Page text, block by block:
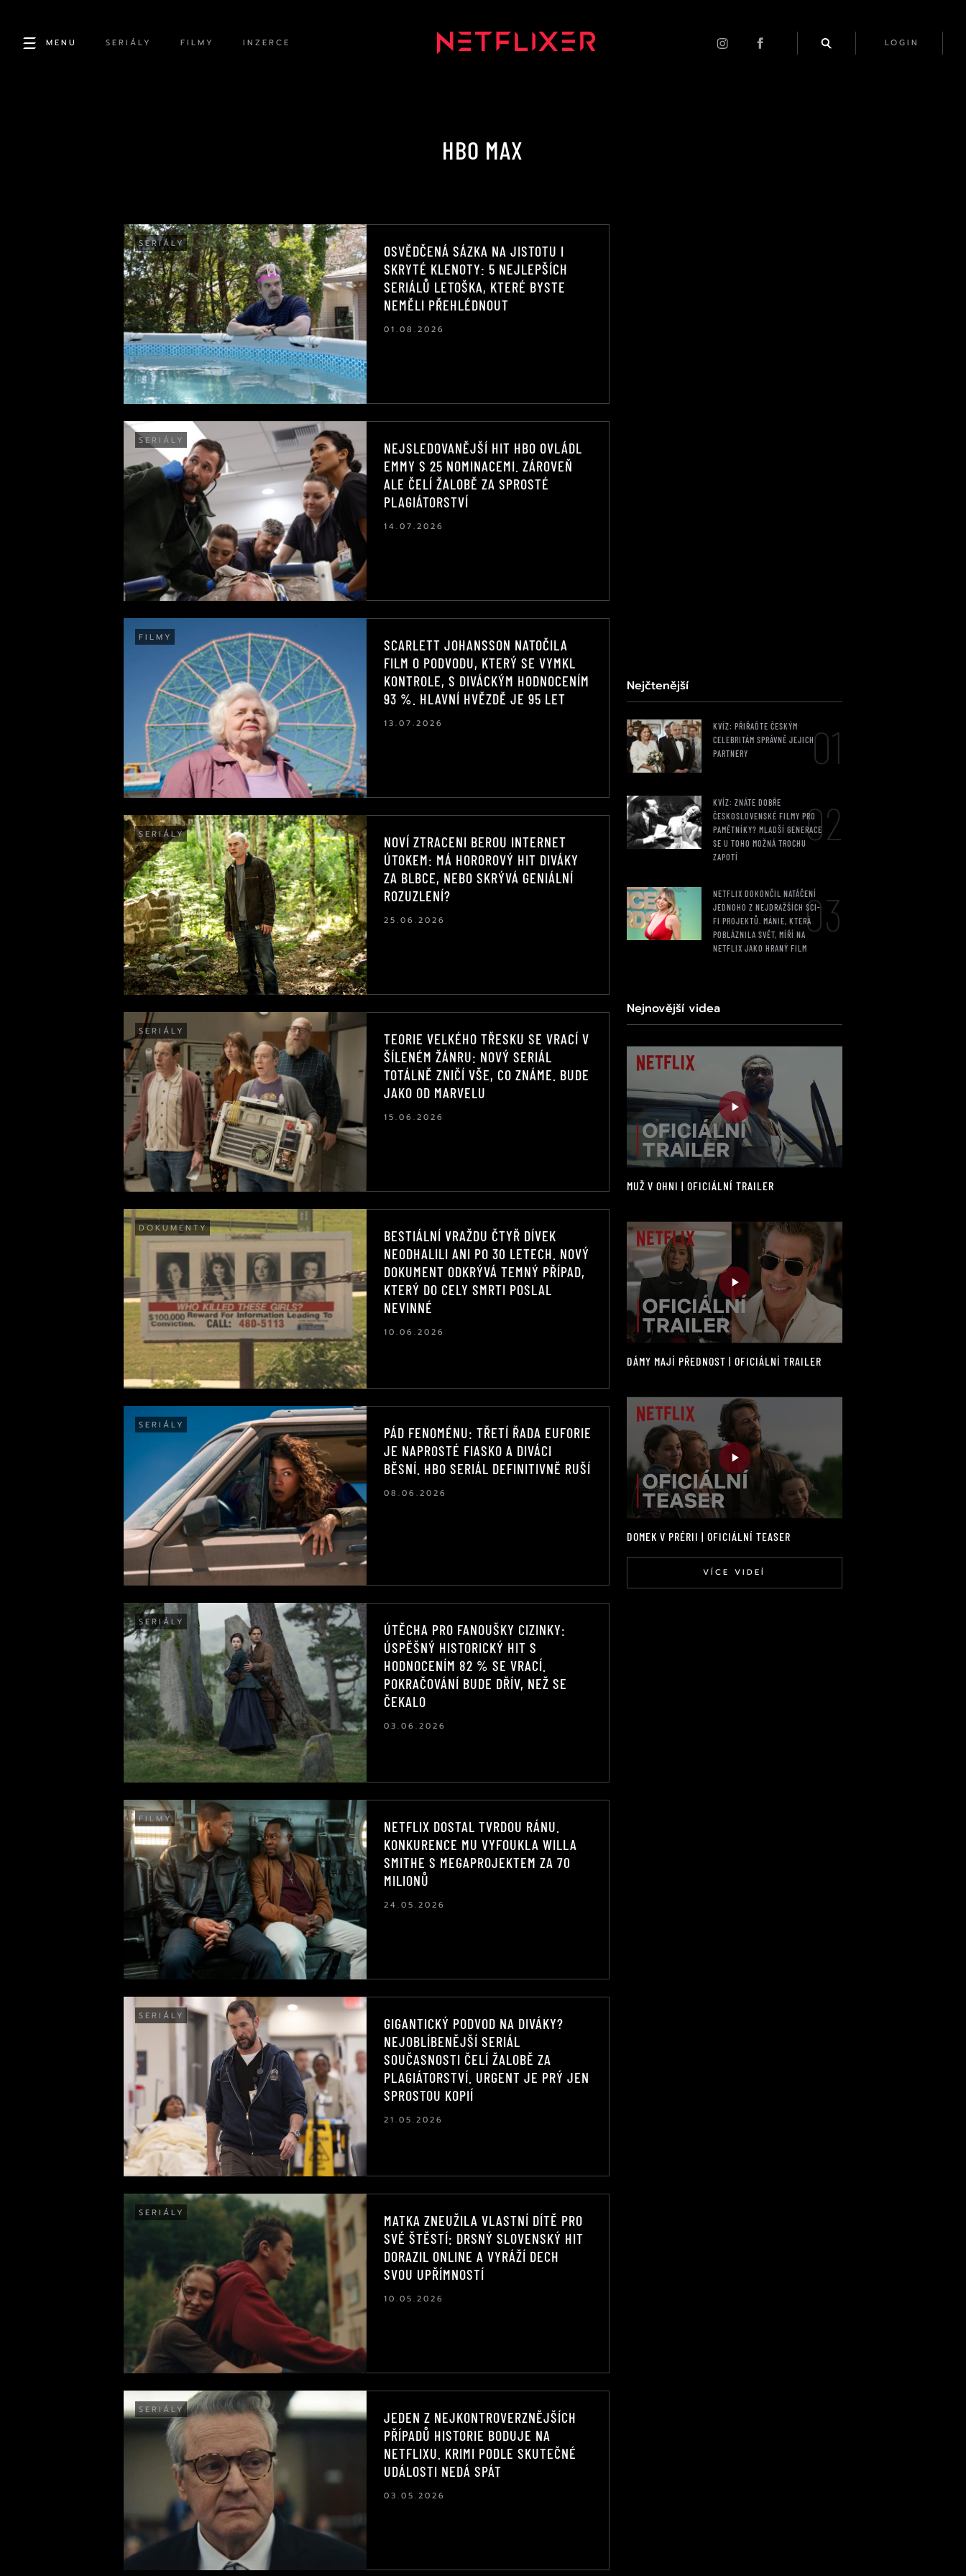
MENU SERIÁLY FILMY INZERCE LOGIN
HBO MAX
SERIÁLY
OSVĚDČENÁ SÁZKA NA JISTOTU I
SKRYTÉ KLENOTY: 5 NEJLEPŠÍCH
SERIÁLŮ LETOŠKA, KTERÉ BYSTE
NEMĚLI PŘEHLÉDNOUT
01.08.2026
SERIÁLY
NEJSLEDOVANĚJŠÍ HIT HBO OVLÁDL
EMMY S 25 NOMINACEMI. ZÁROVEŇ
ALE ČELÍ ŽALOBĚ ZA SPROSTÉ
PLAGIÁTORSTVÍ
14.07.2026
FILMY
SCARLETT JOHANSSON NATOČILA
FILM O PODVODU, KTERÝ SE VYMKL
KONTROLE, S DIVÁCKÝM HODNOCENÍM
93 %. HLAVNÍ HVĚZDĚ JE 95 LET
13.07.2026
SERIÁLY
NOVÍ ZTRACENI BEROU INTERNET
ÚTOKEM: MÁ HOROROVÝ HIT DIVÁKY
ZA BLBCE, NEBO SKRÝVÁ GENIÁLNÍ
ROZUZLENÍ?
25.06.2026
SERIÁLY
TEORIE VELKÉHO TŘESKU SE VRACÍ V
ŠÍLENÉM ŽÁNRU: NOVÝ SERIÁL
TOTÁLNĚ ZNIČÍ VŠE, CO ZNÁME. BUDE
JAKO OD MARVELU
15.06.2026
DOKUMENTY
BESTIÁLNÍ VRAŽDU ČTYŘ DÍVEK
NEODHALILI ANI PO 30 LETECH. NOVÝ
DOKUMENT ODKRÝVÁ TEMNÝ PŘÍPAD,
KTERÝ DO CELY SMRTI POSLAL
NEVINNÉ
10.06.2026
SERIÁLY
PÁD FENOMÉNU: TŘETÍ ŘADA EUFORIE
JE NAPROSTÉ FIASKO A DIVÁCI
BĚSNÍ. HBO SERIÁL DEFINITIVNĚ RUŠÍ
08.06.2026
SERIÁLY
ÚTĚCHA PRO FANOUŠKY CIZINKY:
ÚSPĚŠNÝ HISTORICKÝ HIT S
HODNOCENÍM 82 % SE VRACÍ.
POKRAČOVÁNÍ BUDE DŘÍV, NEŽ SE
ČEKALO
03.06.2026
FILMY
NETFLIX DOSTAL TVRDOU RÁNU.
KONKURENCE MU VYFOUKLA WILLA
SMITHE S MEGAPROJEKTEM ZA 70
MILIONŮ
24.05.2026
SERIÁLY
GIGANTICKÝ PODVOD NA DIVÁKY?
NEJOBLÍBENĚJŠÍ SERIÁL
SOUČASNOSTI ČELÍ ŽALOBĚ ZA
PLAGIÁTORSTVÍ. URGENT JE PRÝ JEN
SPROSTOU KOPIÍ
21.05.2026
SERIÁLY
MATKA ZNEUŽILA VLASTNÍ DÍTĚ PRO
SVÉ ŠTĚSTÍ: DRSNÝ SLOVENSKÝ HIT
DORAZIL ONLINE A VYRÁŽÍ DECH
SVOU UPŘÍMNOSTÍ
10.05.2026
SERIÁLY
JEDEN Z NEJKONTROVERZNĚJŠÍCH
PŘÍPADŮ HISTORIE BODUJE NA
NETFLIXU. KRIMI PODLE SKUTEČNÉ
UDÁLOSTI NEDÁ SPÁT
03.05.2026
Nejčtenější
KVÍZ: PŘIŘAĎTE ČESKÝM
CELEBRITÁM SPRÁVNĚ JEJICH
PARTNERY
01
KVÍZ: ZNÁTE DOBŘE
ČESKOSLOVENSKÉ FILMY PRO
PAMĚTNÍKY? MLADŠÍ GENERACE
SE U TOHO MOŽNÁ TROCHU
ZAPOTÍ
02
NETFLIX DOKONČIL NATÁČENÍ
JEDNOHO Z NEJDRAŽŠÍCH SCI-
FI PROJEKTŮ. MÁNIE, KTERÁ
POBLÁZNILA SVĚT, MÍŘÍ NA
NETFLIX JAKO HRANÝ FILM
03
Nejnovější videa
MUŽ V OHNI | OFICIÁLNÍ TRAILER
DÁMY MAJÍ PŘEDNOST | OFICIÁLNÍ TRAILER
DOMEK V PRÉRII | OFICIÁLNÍ TEASER
VÍCE VIDEÍ